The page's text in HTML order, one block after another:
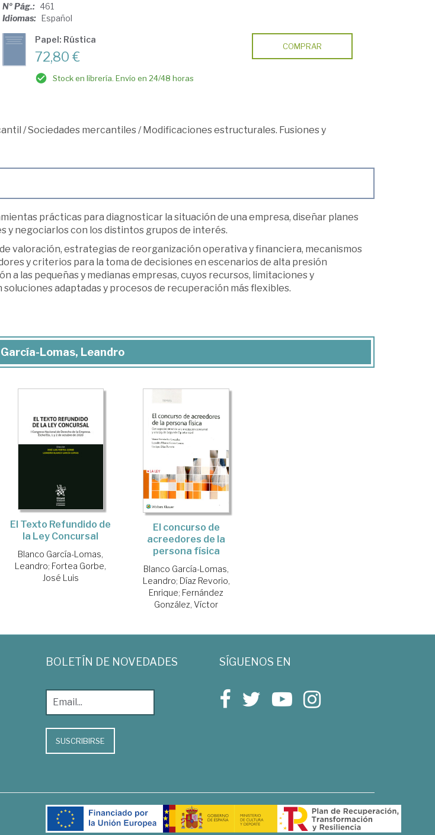
Nº Pág.: 461
Idiomas: Español
Papel: Rústica
72,80 €
Stock en librería. Envío en 24/48 horas
COMPRAR
/Sociedades mercantiles/Modificaciones estructurales. Fusiones y
prácticas para diagnosticar la situación de una empresa, diseñar planes
y negociarlos con los distintos grupos de interés.
valoración, estrategias de reorganización operativa y financiera, mecanismos
y criterios para la toma de decisiones en escenarios de alta presión
a las pequeñas y medianas empresas, cuyos recursos, limitaciones y
adaptadas y procesos de recuperación más flexibles.
Lomas, Leandro
El Texto Refundido de
la Ley Concursal
Blanco García-Lomas,
Leandro; Fortea Gorbe,
José Luis
El concurso de
acreedores de la
persona física
Blanco García-Lomas,
Leandro; Díaz Revorio,
Enrique; Fernández
González, Víctor
BOLETÍN DE NOVEDADES
SUSCRIBIRSE
SÍGUENOS EN